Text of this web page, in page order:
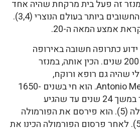
זה פעל בית מרקחת שהיה אחד
מהמוסדות הרפואיים החשובים ביותר בעולם הנוצרי (3,4).
אמצע המאה ה-20.
כתרופה חשובה באירופה
ובמזרח התיכון במשך 200 שנים. הכין אותה, במנזר
שהיה גם רופא ורוקח,
ושמו Antonio Menzani di Cuna. הוא חי בשנים 1650-
1729. הוא ערך מחקר במשך 24 שנים עד שהגיע
לפורמולה שהיתה יעילה (5). הוא פירסם את הפורמולה
שלו במילנו ב-1719 (5). לאחר פרסום הפורמולה הכינו את